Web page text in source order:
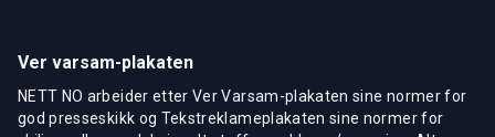
Ver varsam-plakaten
NETT NO arbeider etter Ver Varsam-plakaten sine normer for
god presseskikk og Tekstreklameplakaten sine normer for